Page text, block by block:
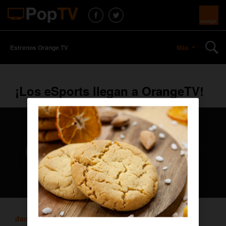
Estrenos Orange TV Más
¡Los eSports llegan a OrangeTV!
daniel / 7 marzo, 2018